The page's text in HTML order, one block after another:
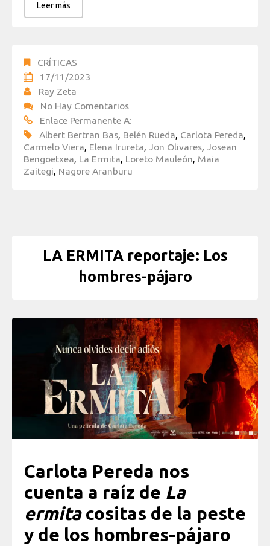
Leer más
CRÍTICAS
17/11/2023
Ray Zeta
No Hay Comentarios
Enlace Permanente A:
Albert Bertran Bas, Belén Rueda, Carlota Pereda,
Carmelo Viera, Elena Irureta, Jon Olivares, Josean
Bengoetxea, La Ermita, Loreto Mauleón, Maia
Zaitegi, Nagore Aranburu
LA ERMITA reportaje: Los
hombres-pájaro
Carlota Pereda nos
cuenta a raíz de La
ermitacositas de la peste
y de los hombres-pájaro